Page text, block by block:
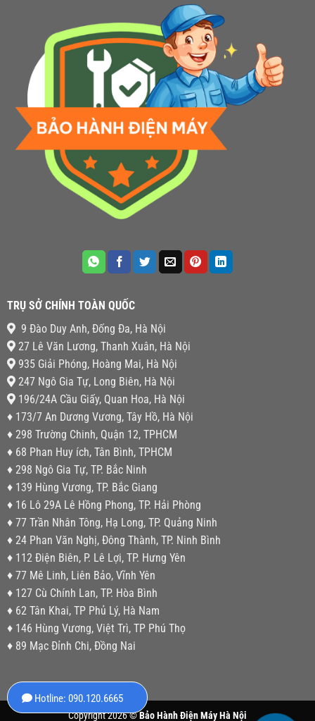
TRỤ SỞ CHÍNH TOÀN QUỐC
9 Đào Duy Anh, Đống Đa, Hà Nội
27 Lê Văn Lương, Thanh Xuân, Hà Nội
935 Giải Phóng, Hoàng Mai, Hà Nội
247 Ngô Gia Tự, Long Biên, Hà Nội
196/24A Cầu Giấy, Quan Hoa, Hà Nội
♦ 173/7 An Dương Vương, Tây Hồ, Hà Nội
♦ 298 Trường Chinh, Quận 12, TPHCM
♦ 68 Phan Huy ích, Tân Bình, TPHCM
♦ 298 Ngô Gia Tự, TP. Bắc Ninh
♦ 139 Hùng Vương, TP. Bắc Giang
♦ 16 Lô 29A Lê Hồng Phong, TP. Hải Phòng
♦ 77 Trần Nhân Tông, Hạ Long, TP. Quảng Ninh
♦ 24 Phan Văn Nghị, Đông Thành, TP. Ninh Bình
♦ 112 Điện Biên, P. Lê Lợi, TP. Hưng Yên
♦ 77 Mê Linh, Liên Bảo, Vĩnh Yên
♦ 127 Cù Chính Lan, TP. Hòa Bình
♦ 62 Tân Khai, TP Phủ Lý, Hà Nam
♦ 146 Hùng Vương, Việt Trì, TP Phú Thọ
♦ 89 Mạc Đỉnh Chi, Đồng Nai
Copyright 2026 ©Bảo Hành Điện Máy Hà Nội
Hotline: 090.120.6665